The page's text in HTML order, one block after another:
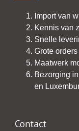
Import van
Kennis van
Snelle
Grote
Maatwerk
Bezorging
en
Contact